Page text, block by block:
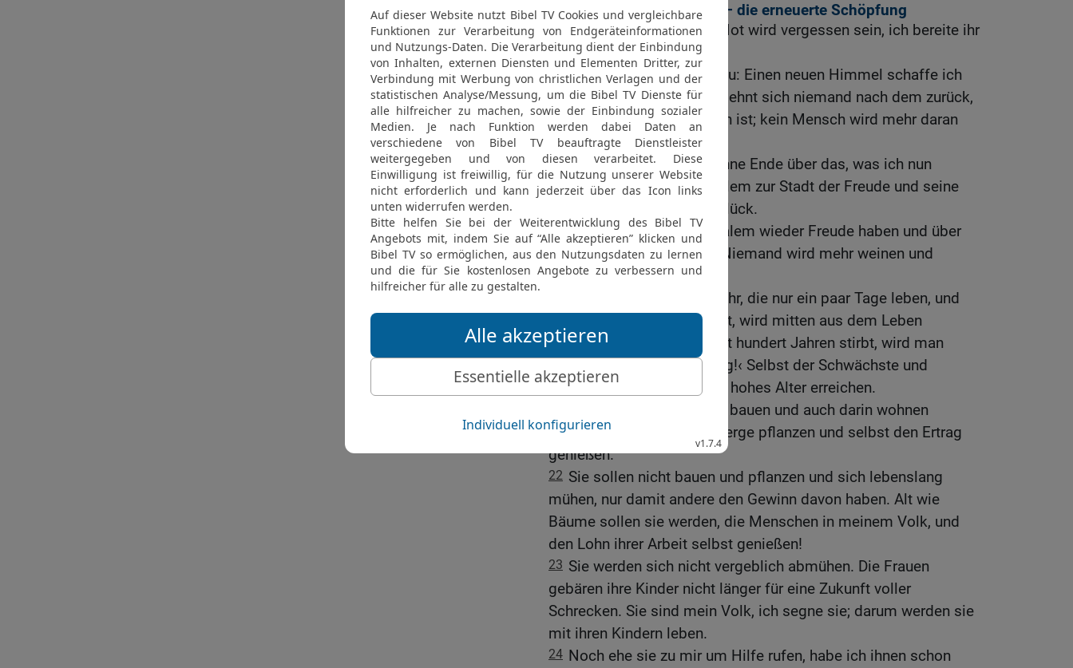
Das erneuerte Jerusalem – die erneuerte Schöpfung
16b
Der HERR sagt: »Alle Not wird vergessen sein, ich bereite ihr
ein Ende.
17 Alles mache ich jetzt neu: Einen neuen Himmel schaffe ich
und eine neue Erde. Dann sehnt sich niemand nach dem zurück,
was früher einmal gewesen ist; kein Mensch wird mehr daran
denken.
18 Freut euch und jubelt ohne Ende über das, was ich nun
schaffe! Ich mache Jerusalem zur Stadt der Freude und seine
Bewohner erfülle ich mit Glück.
19 Ich selbst will an Jerusalem wieder Freude haben und über
mein Volk glücklich sein. Niemand wird mehr weinen und
klagen.
Es gibt keine Kinder mehr, die nur ein paar Tage leben, und
niemand, der erwachsen ist, wird mitten aus dem Leben
gerissen. Wenn jemand mit hundert Jahren stirbt, wird man
sagen: ›Er war noch so jung!‹ Selbst der Schwächste und
Gebrechlichste wird ein so hohes Alter erreichen.
Sie werden sich Häuser bauen und auch darin wohnen
können. Sie werden Weinberge pflanzen und selbst den Ertrag
genießen.
22 Sie sollen nicht bauen und pflanzen und sich lebenslang
mühen, nur damit andere den Gewinn davon haben. Alt wie
Bäume sollen sie werden, die Menschen in meinem Volk, und
den Lohn ihrer Arbeit selbst genießen!
23 Sie werden sich nicht vergeblich abmühen. Die Frauen
gebären ihre Kinder nicht länger für eine Zukunft voller
Schrecken. Sie sind mein Volk, ich segne sie; darum werden sie
mit ihren Kindern leben.
24 Noch ehe sie zu mir um Hilfe rufen, habe ich ihnen schon